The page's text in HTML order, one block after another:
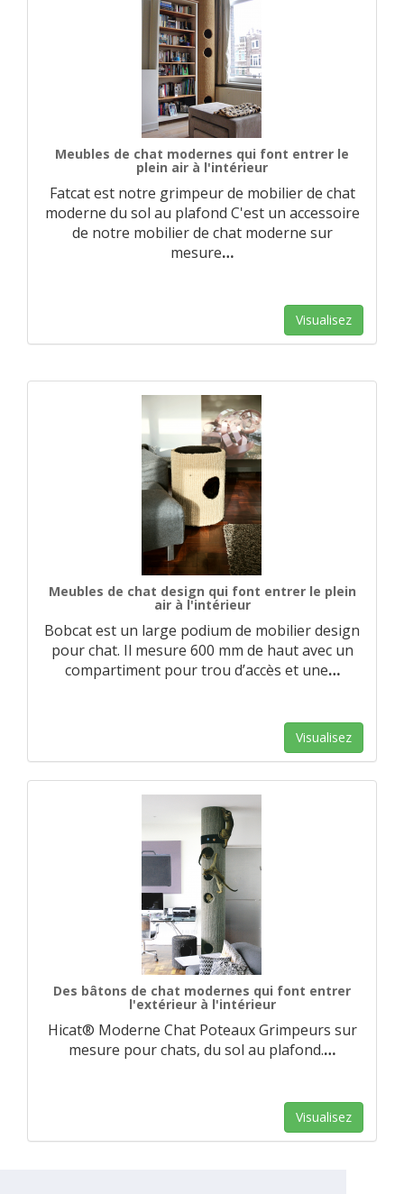
Meubles de chat modernes qui font entrer le
plein air à l'intérieur
Fatcat est notre grimpeur de mobilier de chat
moderne du sol au plafond C'est un accessoire
de notre mobilier de chat moderne sur
mesure…
Visualisez
Meubles de chat design qui font entrer le plein
air à l'intérieur
Bobcat est un large podium de mobilier design
pour chat. Il mesure 600 mm de haut avec un
compartiment pour trou d’accès et une…
Visualisez
Des bâtons de chat modernes qui font entrer
l'extérieur à l'intérieur
Hicat® Moderne Chat Poteaux Grimpeurs sur
mesure pour chats, du sol au plafond.…
Visualisez